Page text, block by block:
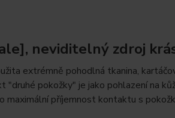
neviditelný zdroj
extrémně pohodlná tkanina,
"druhé pokožky" je jako pohlazení na
maximální příjemnost kontaktu s